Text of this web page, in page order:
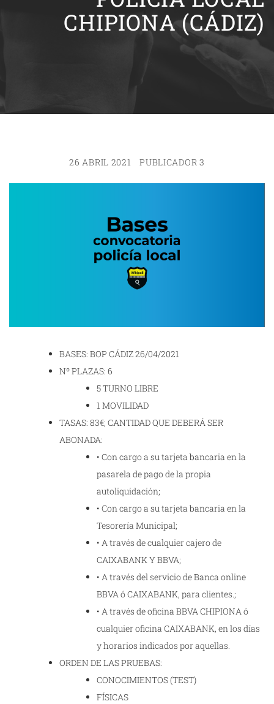
CHIPIONA (CÁDIZ)
26 ABRIL 2021 PUBLICADOR 3
BASES: BOP CÁDIZ 26/04/2021
Nº PLAZAS: 6
5 TURNO LIBRE
1 MOVILIDAD
TASAS: 83€; CANTIDAD QUE DEBERÁ SER
ABONADA:
• Con cargo a su tarjeta bancaria en la
pasarela de pago de la propia
autoliquidación;
• Con cargo a su tarjeta bancaria en la
Tesorería Municipal;
• A través de cualquier cajero de
CAIXABANK Y BBVA;
• A través del servicio de Banca online
BBVA ó CAIXABANK, para clientes.;
• A través de oficina BBVA CHIPIONA ó
cualquier oficina CAIXABANK, en los días
y horarios indicados por aquellas.
ORDEN DE LAS PRUEBAS:
CONOCIMIENTOS (TEST)
FÍSICAS